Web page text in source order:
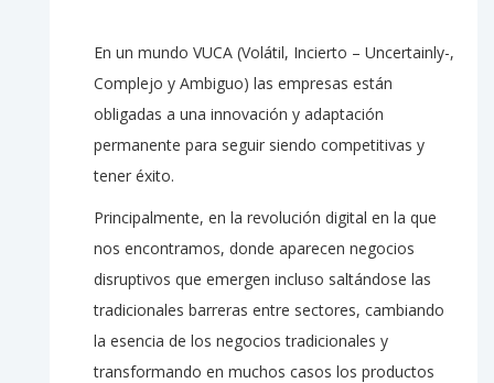
En un mundo VUCA (Volátil, Incierto – Uncertainly-,
Complejo y Ambiguo) las empresas están
obligadas a una innovación y adaptación
permanente para seguir siendo competitivas y
tener éxito.
Principalmente, en la revolución digital en la que
nos encontramos, donde aparecen negocios
disruptivos que emergen incluso saltándose las
tradicionales barreras entre sectores, cambiando
la esencia de los negocios tradicionales y
transformando en muchos casos los productos